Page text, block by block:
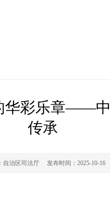
华彩乐章——
传承
自治区司法厅 发布时间： 2025-10-16